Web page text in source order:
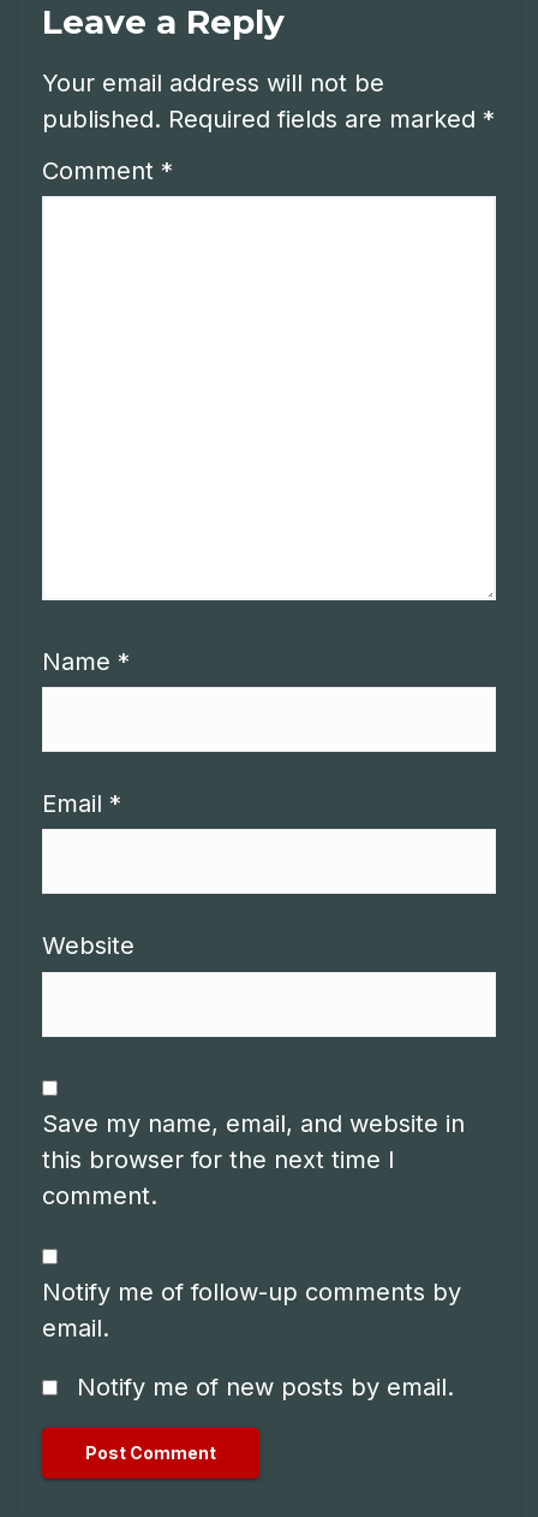
Leave a Reply
Your email address will not be
published. Required fields are marked *
Comment *
Name *
Email *
Website
Save my name, email, and website in
this browser for the next time I
comment.
Notify me of follow-up comments by
email.
Notify me of new posts by email.